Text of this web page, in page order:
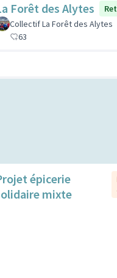
Forêt des Alytes
Collectif La Forêt des Alytes
63
épicerie
mixte